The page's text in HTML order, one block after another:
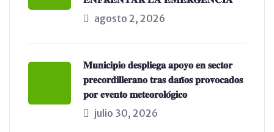
agosto 2, 2026
𝐌𝐮𝐧𝐢𝐜𝐢𝐩𝐢𝐨 𝐝𝐞𝐬𝐩𝐥𝐢𝐞𝐠𝐚 𝐚𝐩𝐨𝐲𝐨 𝐞𝐧 𝐬𝐞𝐜𝐭𝐨𝐫
𝐩𝐫𝐞𝐜𝐨𝐫𝐝𝐢𝐥𝐥𝐞𝐫𝐚𝐧𝐨 𝐭𝐫𝐚𝐬 𝐝𝐚𝐧̃𝐨𝐬 𝐩𝐫𝐨𝐯𝐨𝐜𝐚𝐝𝐨𝐬
𝐩𝐨𝐫 𝐞𝐯𝐞𝐧𝐭𝐨 𝐦𝐞𝐭𝐞𝐨𝐫𝐨𝐥𝐨́𝐠𝐢𝐜𝐨
julio 30, 2026